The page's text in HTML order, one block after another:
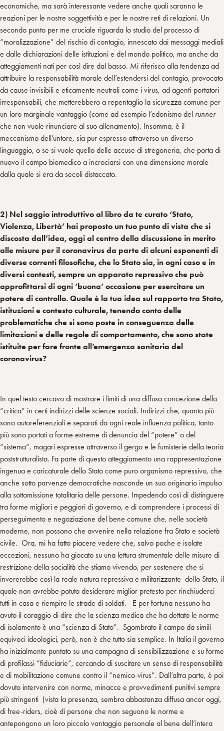
economiche, ma sarà interessante vedere anche quali saranno le
reazioni per le nostre soggettività e per le nostre reti di relazioni. Un
secondo punto per me cruciale riguarda lo studio del processo di
“moralizzazione” del rischio di contagio, innescato dai messaggi mediali
e dalle dichiarazioni delle istituzioni e del mondo politico, ma anche da
atteggiamenti nati per così dire dal basso. Mi riferisco alla tendenza ad
attribuire la responsabilità morale dell’estendersi del contagio, provocato
da cause invisibili e eticamente neutrali come i virus, ad agenti-portatori
irresponsabili, che metterebbero a repentaglio la sicurezza comune per
un loro marginale vantaggio (come ad esempio l’edonismo del runner
che non vuole rinunciare al suo allenamento). Insomma, è il
meccanismo dell’untore, sia pur espresso attraverso un diverso
linguaggio, o se si vuole quello delle accuse di stregoneria, che porta di
nuovo il campo biomedico a incrociarsi con una dimensione morale
dalla quale si era da secoli distaccato.
2) Nel saggio introduttivo al libro da te curato ‘Stato,
Violenza, Libertà’ hai proposto un tuo punto di vista che si
discosta dall’idea, oggi al centro della discussione in merito
alle misure per il coronavirus da parte di alcuni esponenti di
diverse correnti filosofiche, che lo Stato sia, in ogni caso e in
diversi contesti, sempre un apparato repressivo che può
approfittarsi di ogni ‘buona’ occasione per esercitare un
potere di controllo. Quale è la tua idea sul rapporto tra Stato,
istituzioni e contesto culturale, tenendo conto delle
problematiche che si sono poste in conseguenza delle
limitazioni e delle regole di comportamento, che sono state
istituite per fare fronte all’emergenza sanitaria del
coronavirus?
In quel testo cercavo di mostrare i limiti di una diffusa concezione della
“critica” in certi indirizzi delle scienze sociali. Indirizzi che, quanto più
sono autoreferenziali e separati da ogni reale influenza politica, tanto
più sono portati a forme estreme di denuncia del “potere” o del
“sistema”, magari espresse attraverso il gergo e le fumisterie della teoria
poststrutturalista. Fa parte di questo atteggiamento una rappresentazione
ingenua e caricaturale dello Stato come puro organismo repressivo, che
anche sotto parvenze democratiche nasconde un suo originario impulso
alla sottomissione totalitaria delle persone. Impedendo così di distinguere
tra forme migliori e peggiori di governo, e di comprendere i processi di
perseguimento e negoziazione del bene comune che, nelle società
moderne, non possono che avvenire nella relazione fra Stato e società
civile. Ora, mi ha fatto piacere vedere che, salvo poche e isolate
eccezioni, nessuno ha giocato su una lettura strumentale delle misure di
restrizione della socialità che stiamo vivendo, per sostenere che si
invererebbe così la reale natura repressiva e militarizzante dello Stato, il
quale non avrebbe potuto desiderare miglior pretesto per rinchiuderci
tutti in casa e riempire le strade di soldati. E per fortuna nessuno ha
avuto il coraggio di dire che la scienza medica che ha dettato le norme
di isolamento è una “scienza di Stato”. Sgombrato il campo da simili
equivoci ideologici, però, non è che tutto sia semplice. In Italia il governo
ha inizialmente puntato su una campagna di sensibilizzazione e su forme
di profilassi “fiduciarie”, cercando di suscitare un senso di responsabilità
e di mobilitazione comune contro il “nemico-virus”. Dall’altra parte, è poi
dovuto intervenire con norme, minacce e provvedimenti punitivi sempre
più stringenti (vista la presenza, sembra abbastanza diffusa ancor oggi,
di free-riders, cioè di persone che non seguono le norme e
antepongono un loro piccolo vantaggio personale al bene dell’intera